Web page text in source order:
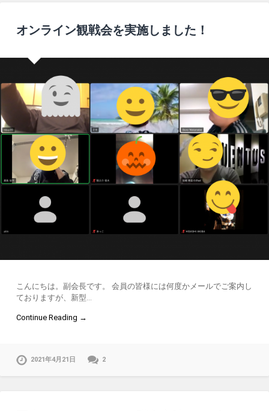
オンライン観戦会を実施しました！
こんにちは。副会長です。 会員の皆様には何度かメールでご案内し
ておりますが、新型…
Continue Reading →
2021年4月21日 2